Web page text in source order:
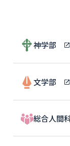
神学部
文学部
総合人間